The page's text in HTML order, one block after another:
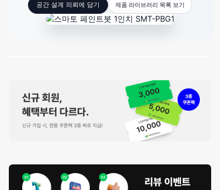
공간 설계 의뢰에 담기 제품 라이브러리 목록 보기